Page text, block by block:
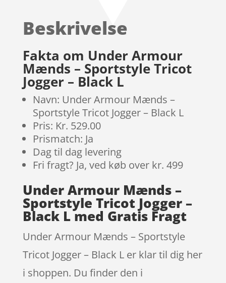
på
mmelser
Beskrivelse
Fakta om Under Armour
Mænds – Sportstyle Tricot
Jogger – Black L
Navn: Under Armour Mænds –
Sportstyle Tricot Jogger – Black L
Pris: Kr. 529.00
Prismatch: Ja
Dag til dag levering
Fri fragt? Ja, ved køb over kr. 499
Under Armour Mænds –
Sportstyle Tricot Jogger –
Black L med Gratis Fragt
Under Armour Mænds – Sportstyle
Tricot Jogger – Black L er klar til dig her
i shoppen. Du finder den i